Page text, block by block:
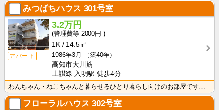
みつばちハウス 301号室
アパート
3.2万円
2000円
1K
14.5㎡
1986年3月
（築40年）
高知市大川筋
土讃線 入明駅 徒歩4分
フローラルハウス 302号室